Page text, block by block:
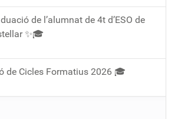
de l’alumnat de 4t d’ESO de
✨🎓
de Cicles Formatius 2026 🎓